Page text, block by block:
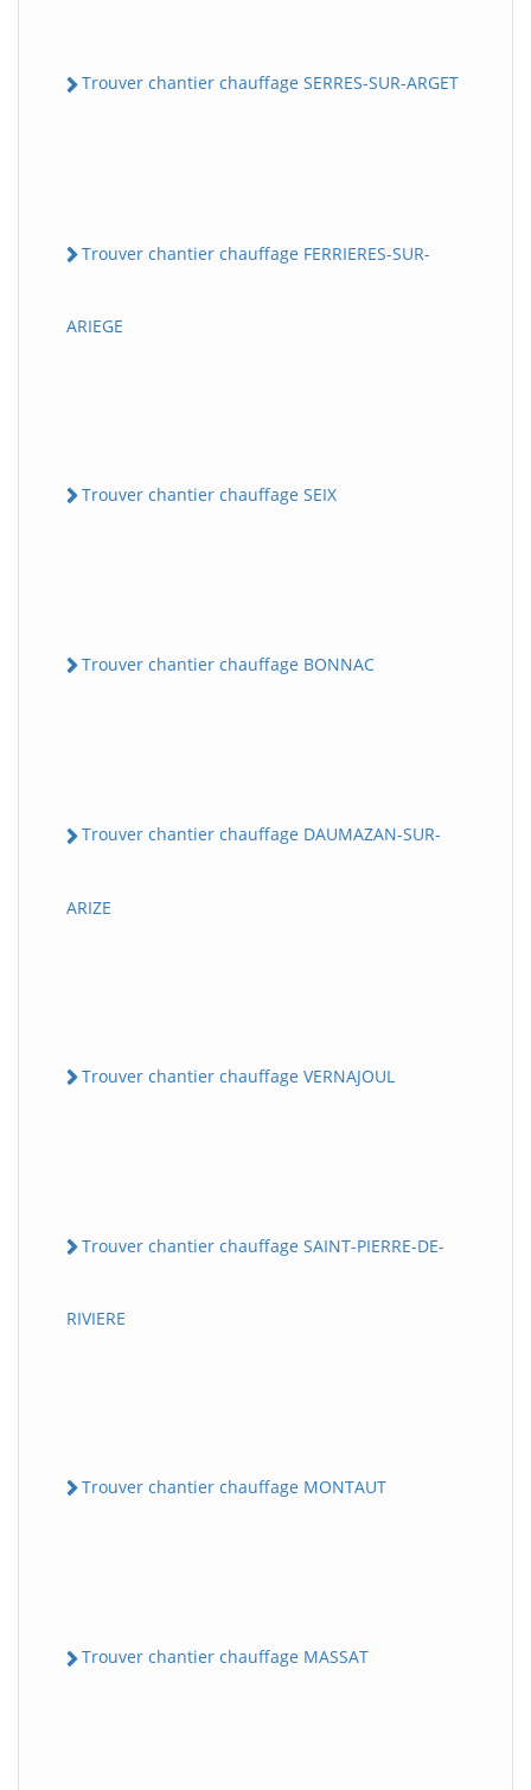
Trouver chantier chauffage SERRES-SUR-ARGET
Trouver chantier chauffage FERRIERES-SUR-
ARIEGE
Trouver chantier chauffage SEIX
Trouver chantier chauffage BONNAC
Trouver chantier chauffage DAUMAZAN-SUR-
ARIZE
Trouver chantier chauffage VERNAJOUL
Trouver chantier chauffage SAINT-PIERRE-DE-
RIVIERE
Trouver chantier chauffage MONTAUT
Trouver chantier chauffage MASSAT